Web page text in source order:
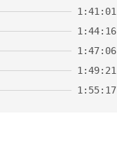
1:41:01
1:44:16
1:47:06
1:49:21
1:55:17